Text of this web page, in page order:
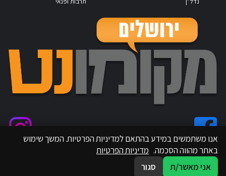
אנו משתמשים במידע בהתאם למדיניות הפרטיות. המשך שימוש
באתר מהווה הסכמה. מדיניות הפרטיות
אני מאשר/ת
סגור